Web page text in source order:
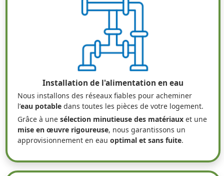
Installation de l'alimentation en eau
Nous installons des réseaux fiables pour acheminer
l’eau potable dans toutes les pièces de votre logement.
Grâce à une sélection minutieuse des matériaux et une
mise en œuvre rigoureuse, nous garantissons un
approvisionnement en eau optimal et sans fuite.